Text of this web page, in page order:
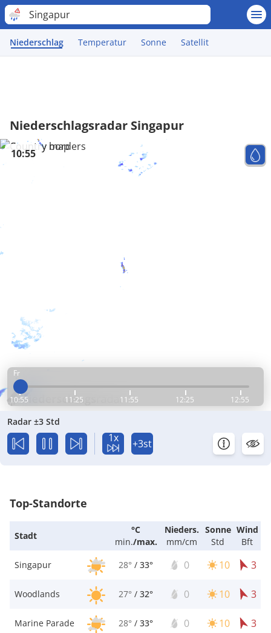
Singapur
Niederschlag Temperatur Sonne Satellit
Niederschlagsradar Singapur
Fr
10:55 11:25 11:55 12:25 12:55
10:55
Radar ±3 Std
1x +3st
Top-Standorte
Stadt
°C
min./max.
Nieders.
mm/cm
Sonne
Std
Wind
Bft
Singapur
28° / 33° 0 10 3
Woodlands 27° / 32° 0 10 3
Marine Parade 28° / 33° 0 10 3